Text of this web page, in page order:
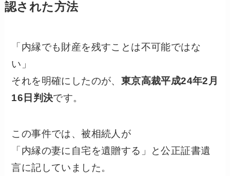
認された方法
「内縁でも財産を残すことは不可能ではな
い」
それを明確にしたのが、 東京高裁平成24年2月
16日判決です。
この事件では、被相続人が
「内縁の妻に自宅を遺贈する」と公正証書遺
言に記していました。